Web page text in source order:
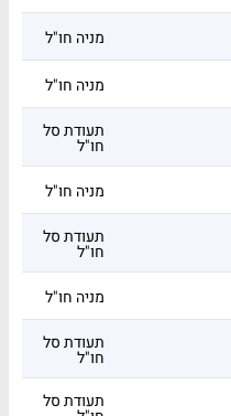
מניה חו"ל
מניה חו"ל
תעודת סל
חו"ל
מניה חו"ל
תעודת סל
חו"ל
מניה חו"ל
תעודת סל
חו"ל
תעודת סל